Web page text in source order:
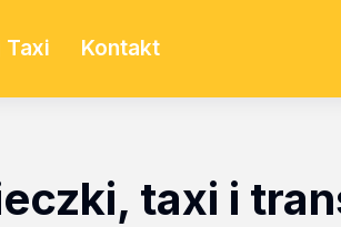
Taxi Kontakt
taxi i